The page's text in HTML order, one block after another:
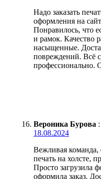
Надо заказать
оформления на
Понравилось, что
и рамок. Качество
насыщенные.
повреждений. Всё
профессионально.
Вероника Бурова :
18.08.2024
Вежливая команда,
печать на холсте,
Просто загрузила
оформила заказ.